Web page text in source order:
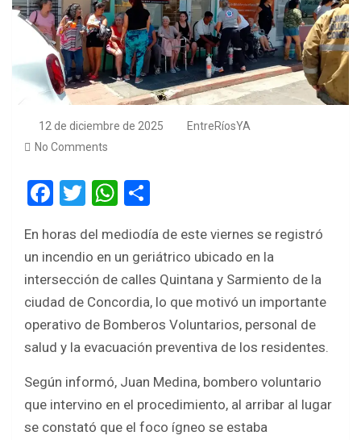
12 de diciembre de 2025
EntreRíosYA
No Comments
F
ce
b
o
o
k
T
tt
er
W
at
s
A
p
p
ar
e
En horas del mediodía de este viernes se registró
un incendio en un geriátrico ubicado en la
intersección de calles Quintana y Sarmiento de la
ciudad de Concordia, lo que motivó un importante
operativo de Bomberos Voluntarios, personal de
salud y la evacuación preventiva de los residentes.
Según informó, Juan Medina, bombero voluntario
que intervino en el procedimiento, al arribar al lugar
se constató que el foco ígneo se estaba